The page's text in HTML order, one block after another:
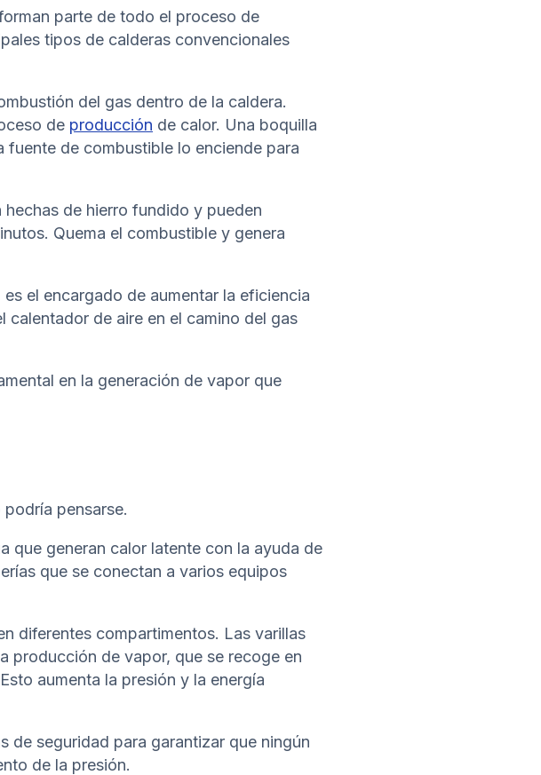
parte de todo el proceso de
tipos de calderas convencionales
del gas dentro de la caldera.
de producción de calor. Una boquilla
de combustible lo enciende para
de hierro fundido y pueden
Quema el combustible y genera
el encargado de aumentar la eficiencia
calentador de aire en el camino del gas
en la generación de vapor que
pensarse.
que generan calor latente con la ayuda de
que se conectan a varios equipos
diferentes compartimentos. Las varillas
producción de vapor, que se recoge en
aumenta la presión y la energía
de seguridad para garantizar que ningún
de la presión.